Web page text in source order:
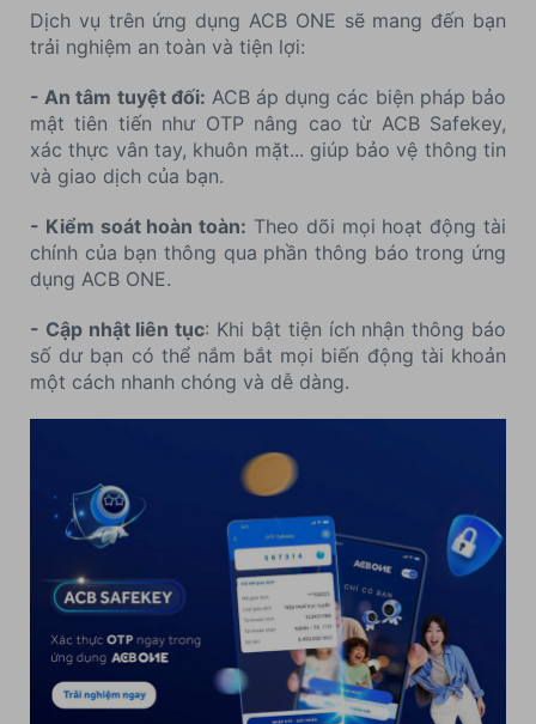
Dịch vụ trên ứng dụng ACB ONE sẽ mang đến bạn
trải nghiệm an toàn và tiện lợi:
- An tâm tuyệt đối: ACB áp dụng các biện pháp bảo
mật tiên tiến như OTP nâng cao từ ACB Safekey,
xác thực vân tay, khuôn mặt... giúp bảo vệ thông tin
và giao dịch của bạn.
- Kiểm soát hoàn toàn: Theo dõi mọi hoạt động tài
chính của bạn thông qua phần thông báo trong ứng
dụng ACB ONE.
- Cập nhật liên tục: Khi bật tiện ích nhận thông báo
số dư bạn có thể nắm bắt mọi biến động tài khoản
một cách nhanh chóng và dễ dàng.